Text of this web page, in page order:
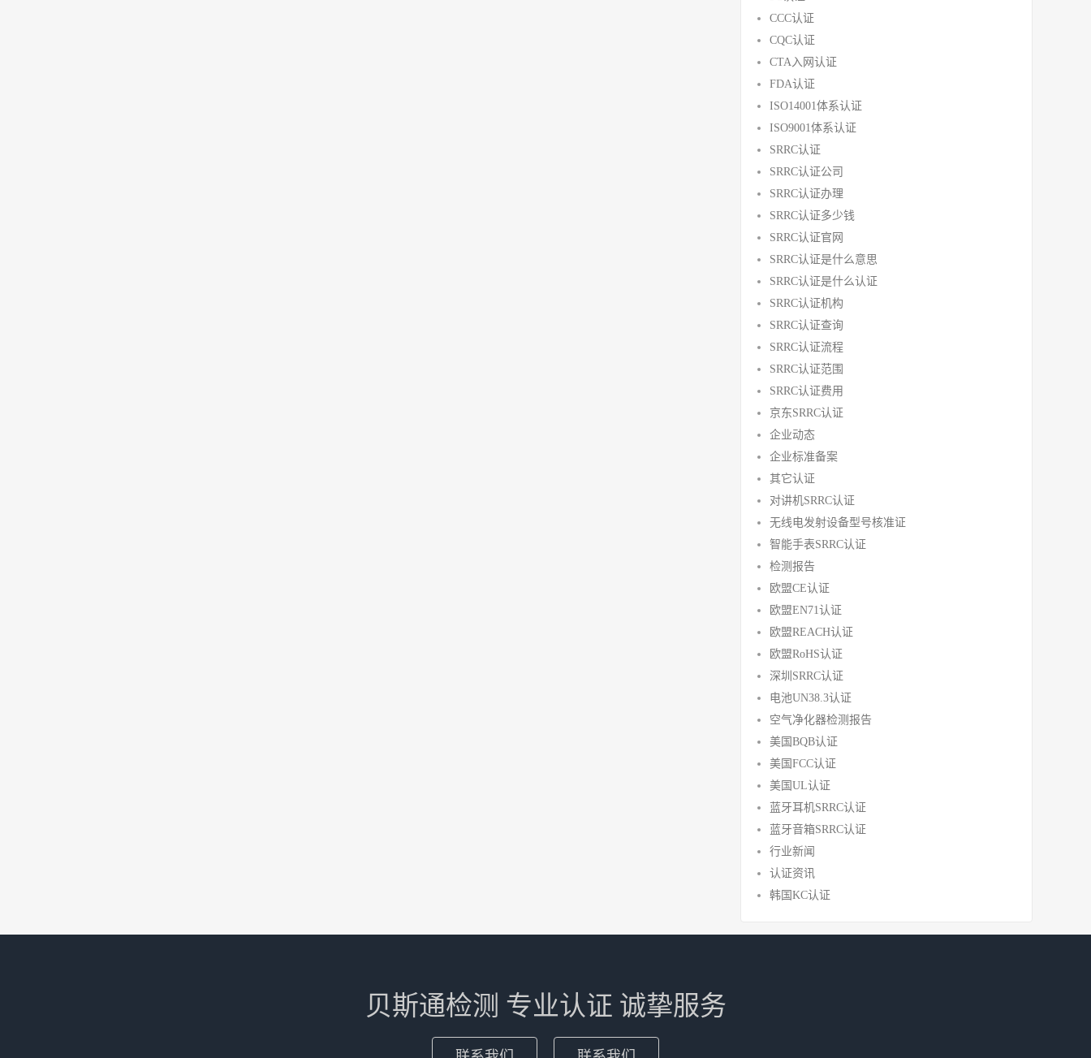
CCC认证
CQC认证
CTA入网认证
FDA认证
ISO14001体系认证
ISO9001体系认证
SRRC认证
SRRC认证公司
SRRC认证办理
SRRC认证多少钱
SRRC认证官网
SRRC认证是什么意思
SRRC认证是什么认证
SRRC认证机构
SRRC认证查询
SRRC认证流程
SRRC认证范围
SRRC认证费用
京东SRRC认证
企业动态
企业标准备案
其它认证
对讲机SRRC认证
无线电发射设备型号核准证
智能手表SRRC认证
检测报告
欧盟CE认证
欧盟EN71认证
欧盟REACH认证
欧盟RoHS认证
深圳SRRC认证
电池UN38.3认证
空气净化器检测报告
美国BQB认证
美国FCC认证
美国UL认证
蓝牙耳机SRRC认证
蓝牙音箱SRRC认证
行业新闻
认证资讯
韩国KC认证
贝斯通检测 专业认证 诚挚服务